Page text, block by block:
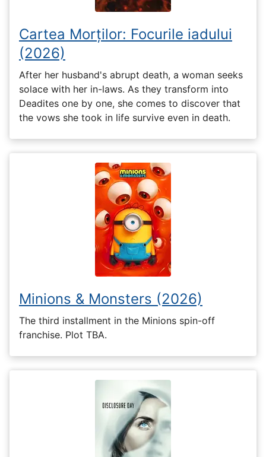
Cartea Morților: Focurile iadului
(2026)
After her husband's abrupt death, a woman seeks
solace with her in-laws. As they transform into
Deadites one by one, she comes to discover that
the vows she took in life survive even in death.
Minions & Monsters (2026)
The third installment in the Minions spin-off
franchise. Plot TBA.